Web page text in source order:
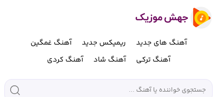
آهنگ های جدید ریمیکس جدید
آهنگ غمگین
آهنگ ترکی
آهنگ شاد آهنگ کردی